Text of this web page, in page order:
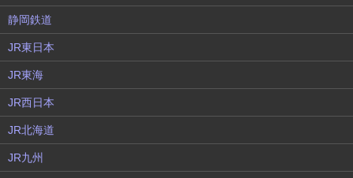
静岡鉄道
JR東日本
JR東海
JR西日本
JR北海道
JR九州